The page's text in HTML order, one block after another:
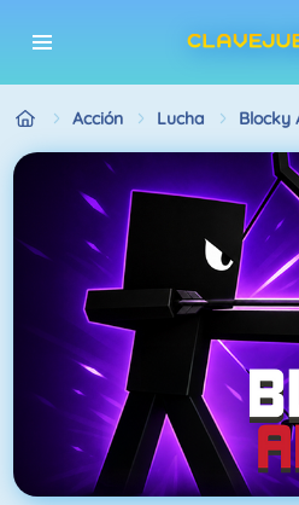
Acción Lucha Blocky